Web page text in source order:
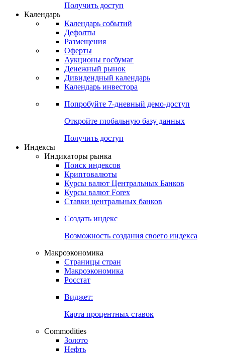
Получить доступ
Календарь
Календарь событий
Дефолты
Размещения
Оферты
Аукционы госбумаг
Денежный рынок
Дивидендный календарь
Календарь инвестора
Попробуйте 7-дневный демо-доступ
Откройте глобальную базу данных
Получить доступ
Индексы
Индикаторы рынка
Поиск индексов
Криптовалюты
Курсы валют Центральных Банков
Курсы валют Forex
Ставки центральных банков
Создать индекс
Возможность создания своего индекса
Макроэкономика
Страницы стран
Макроэкономика
Росстат
Виджет:
Карта процентных ставок
Commodities
Золото
Нефть